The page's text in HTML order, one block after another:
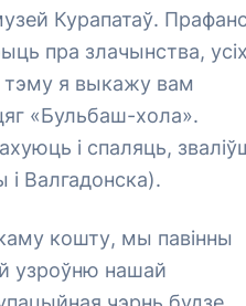
Курапатаў.
пра злачынства, усіх
тэму я выкажу вам
«Бульбаш-хола».
і спаляць,
Валгадонска).
кошту, мы павінны
узроўню нашай